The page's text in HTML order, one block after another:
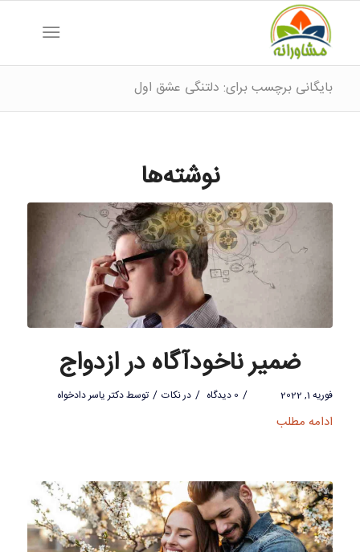
بایگانی برچسب برای: دلتنگی عشق اول
نوشته‌ها
ضمیر ناخودآگاه در ازدواج
فوریه 1, 2022 / 0 دیدگاه / درنکات / توسطدکتر یاسر دادخواه
ادامه مطلب